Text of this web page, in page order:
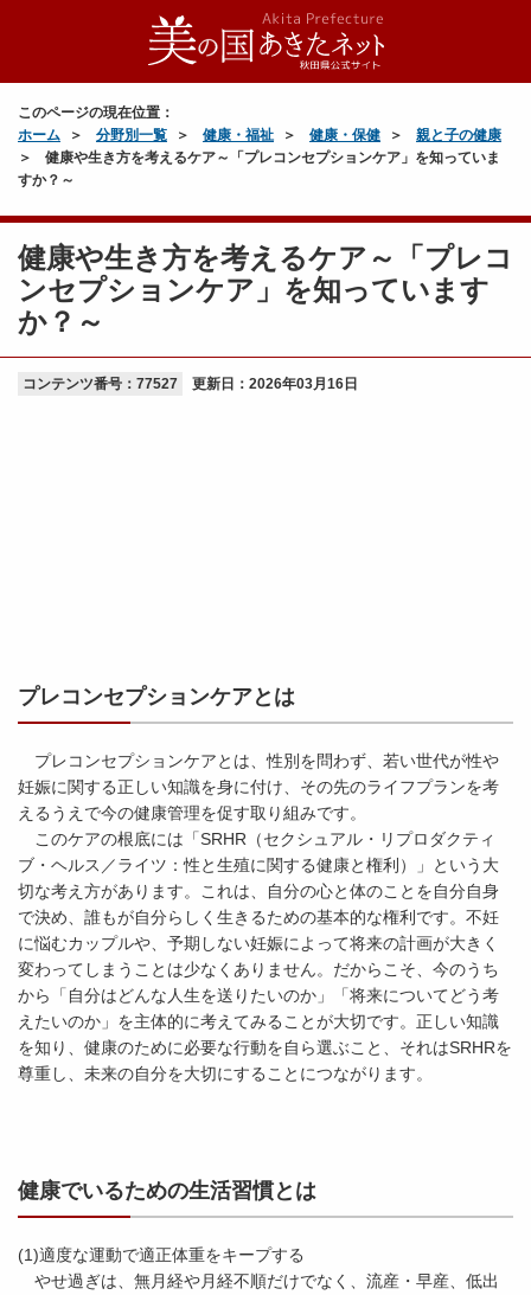
このページの現在位置：
ホーム
分野別一覧 健康・福祉 健康・保健
親と子の健康
健康や生き方を考えるケア～「プレコンセプションケア」を知っていま
すか？～
健康や生き方を考えるケア～「プレコ
ンセプションケア」を知っています
か？～
コンテンツ番号：77527 更新日： 2026年03月16日
プレコンセプションケアとは
プレコンセプションケアとは、性別を問わず、若い世代が性や
妊娠に関する正しい知識を身に付け、その先のライフプランを考
えるうえで今の健康管理を促す取り組みです。
このケアの根底には「SRHR（セクシュアル・リプロダクティ
ブ・ヘルス／ライツ：性と生殖に関する健康と権利）」という大
切な考え方があります。これは、自分の心と体のことを自分自身
で決め、誰もが自分らしく生きるための基本的な権利です。不妊
に悩むカップルや、予期しない妊娠によって将来の計画が大きく
変わってしまうことは少なくありません。だからこそ、今のうち
から「自分はどんな人生を送りたいのか」「将来についてどう考
えたいのか」を主体的に考えてみることが大切です。正しい知識
を知り、健康のために必要な行動を自ら選ぶこと、それはSRHRを
尊重し、未来の自分を大切にすることにつながります。
健康でいるための生活習慣とは
(1)適度な運動で適正体重をキープする
やせ過ぎは、無月経や月経不順だけでなく、流産・早産、低出